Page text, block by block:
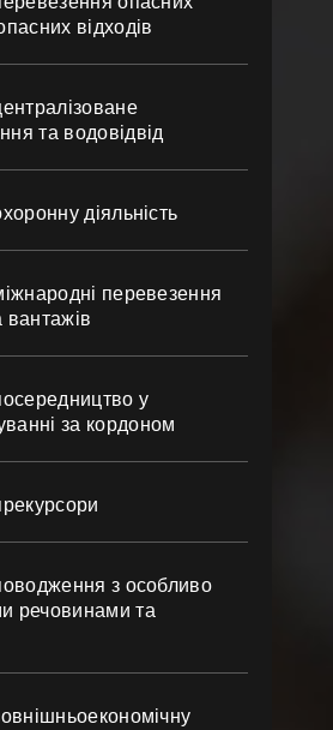
відходів
та водовідвід
діяльність
перевезення
вантажів
у
за кордоном
з особливо
речовинами та